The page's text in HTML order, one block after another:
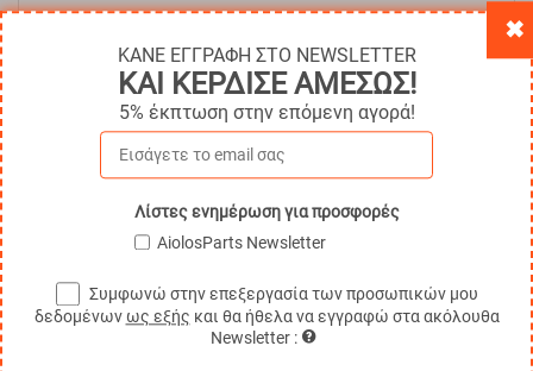
Κωδικός:
GEN-2014643
€28.51
✖
ΚΑΝΕ ΕΓΓΡΑΦΗ ΣΤΟ NEWSLETTER
ΚΑΙ ΚΕΡΔΙΣΕ ΑΜΕΣΩΣ!
5% έκπτωση στην επόμενη αγορά!
Λίστες ενημέρωση για προσφορές
AiolosParts Newsletter
Συμφωνώ στην επεξεργασία των προσωπικών μου
δεδομένωνως εξής και θα ήθελα να εγγραφώ στα ακόλουθα
Newsletter :